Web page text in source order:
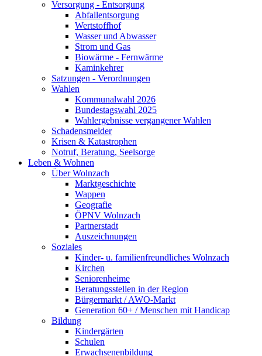
Versorgung - Entsorgung
Abfallentsorgung
Wertstoffhof
Wasser und Abwasser
Strom und Gas
Biowärme - Fernwärme
Kaminkehrer
Satzungen - Verordnungen
Wahlen
Kommunalwahl 2026
Bundestagswahl 2025
Wahlergebnisse vergangener Wahlen
Schadensmelder
Krisen & Katastrophen
Notruf, Beratung, Seelsorge
Leben & Wohnen
Über Wolnzach
Marktgeschichte
Wappen
Geografie
ÖPNV Wolnzach
Partnerstadt
Auszeichnungen
Soziales
Kinder- u. familienfreundliches Wolnzach
Kirchen
Seniorenheime
Beratungsstellen in der Region
Bürgermarkt / AWO-Markt
Generation 60+ / Menschen mit Handicap
Bildung
Kindergärten
Schulen
Erwachsenenbildung